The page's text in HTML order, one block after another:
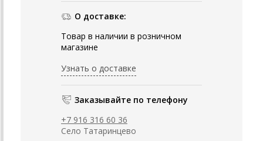
О доставке:
Товар в наличии в розничном
магазине
Узнать о доставке
Заказывайте по телефону
+7 916 316 60 36
Село Татаринцево